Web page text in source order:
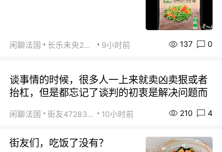
闲聊法国 长乐未央2015 9小时前 137 0
谈事情的时候，很多人一上来就卖凶卖狠或者
抬杠，但是都忘记了谈判的初衷是解决问题而
闲聊法国 街友472838572 10小时前 210 4
街友们，吃饭了没有？